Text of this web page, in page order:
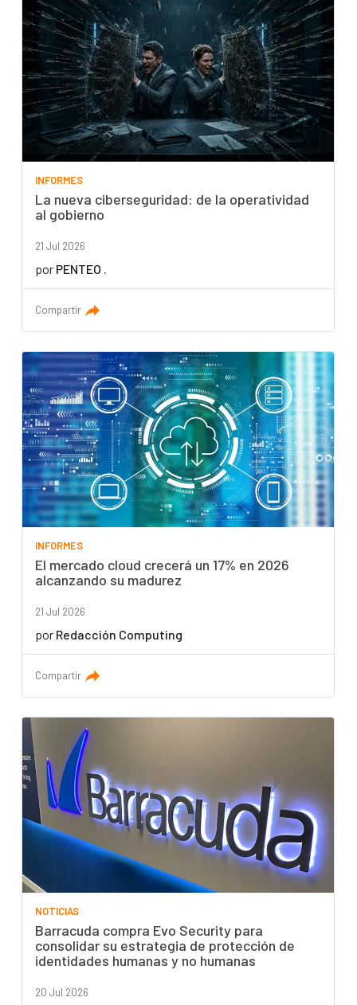
INFORMES
La nueva ciberseguridad: de la operatividad
al gobierno
21 Jul 2026
por PENTEO .
Compartir
INFORMES
El mercado cloud crecerá un 17% en 2026
alcanzando su madurez
21 Jul 2026
por Redacción Computing
Compartir
NOTICIAS
Barracuda compra Evo Security para
consolidar su estrategia de protección de
identidades humanas y no humanas
20 Jul 2026